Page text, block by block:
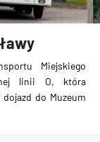
Miejskiego
linii O, która
do Muzeum